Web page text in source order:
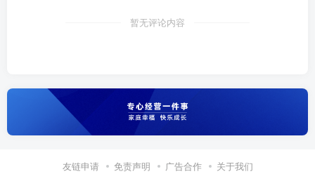
暂无评论内容
友链申请 免责声明 广告合作 关于我们